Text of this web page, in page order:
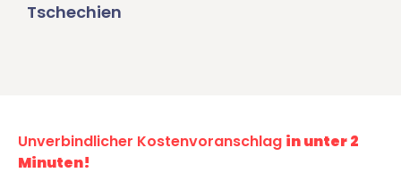
Tschechien
Unverbindlicher Kostenvoranschlag in unter 2
Minuten!